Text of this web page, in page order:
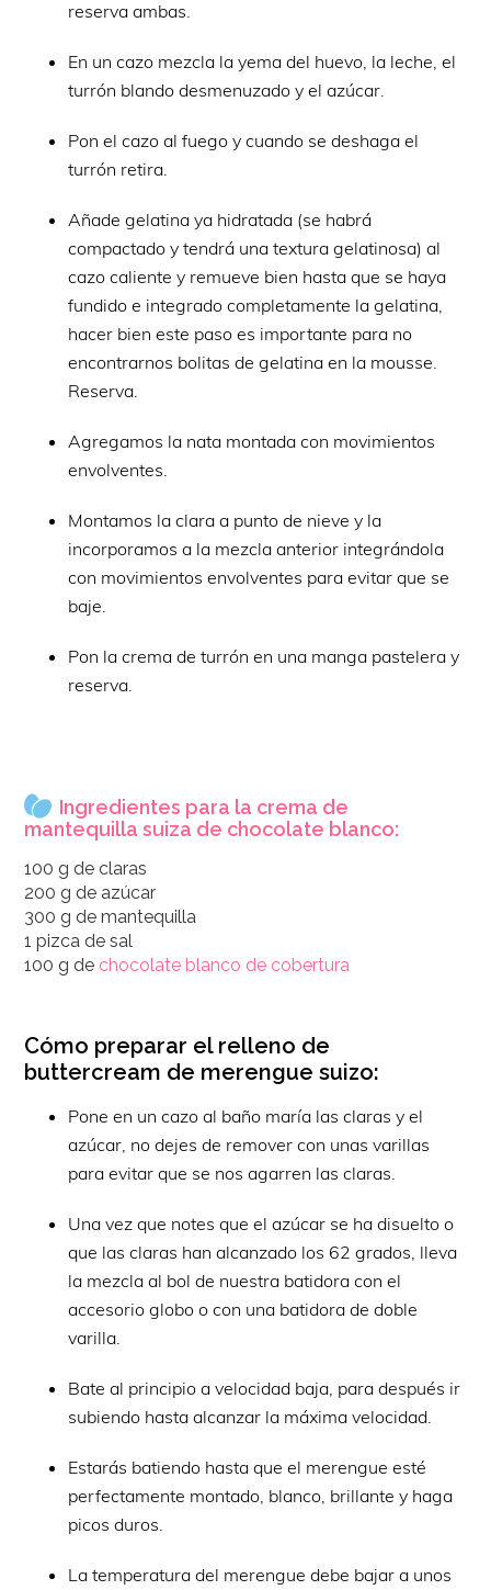
reserva ambas.
En un cazo mezcla la yema del huevo, la leche, el
turrón blando desmenuzado y el azúcar.
Pon el cazo al fuego y cuando se deshaga el
turrón retira.
Añade gelatina ya hidratada (se habrá
compactado y tendrá una textura gelatinosa) al
cazo caliente y remueve bien hasta que se haya
fundido e integrado completamente la gelatina,
hacer bien este paso es importante para no
encontrarnos bolitas de gelatina en la mousse.
Reserva.
Agregamos la nata montada con movimientos
envolventes.
Montamos la clara a punto de nieve y la
incorporamos a la mezcla anterior integrándola
con movimientos envolventes para evitar que se
baje.
Pon la crema de turrón en una manga pastelera y
reserva.
Ingredientes para la crema de
mantequilla suiza de chocolate blanco:
100 g de claras
200 g de azúcar
300 g de mantequilla
1 pizca de sal
100 g de chocolate blanco de cobertura
Cómo preparar el relleno de
buttercream de merengue suizo:
Pone en un cazo al baño maría las claras y el
azúcar, no dejes de remover con unas varillas
para evitar que se nos agarren las claras.
Una vez que notes que el azúcar se ha disuelto o
que las claras han alcanzado los 62 grados, lleva
la mezcla al bol de nuestra batidora con el
accesorio globo o con una batidora de doble
varilla.
Bate al principio a velocidad baja, para después ir
subiendo hasta alcanzar la máxima velocidad.
Estarás batiendo hasta que el merengue esté
perfectamente montado, blanco, brillante y haga
picos duros.
La temperatura del merengue debe bajar a unos